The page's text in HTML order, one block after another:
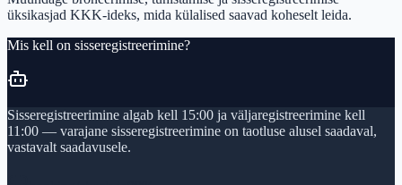
üksikasjad KKK-ideks, mida külalised saavad koheselt leida.
Mis kell on sisseregistreerimine?
Sisseregistreerimine algab kell 15:00 ja väljaregistreerimine kell
11:00 — varajane sisseregistreerimine on taotluse alusel saadaval,
vastavalt saadavusele.